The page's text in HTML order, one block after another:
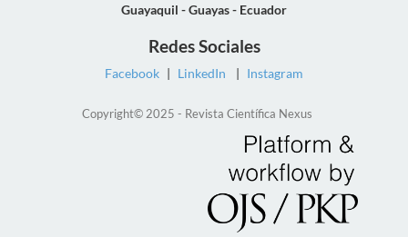
Guayaquil - Guayas - Ecuador
Redes Sociales
Facebook | LinkedIn | Instagram
Copyright© 2025 - Revista Científica Nexus